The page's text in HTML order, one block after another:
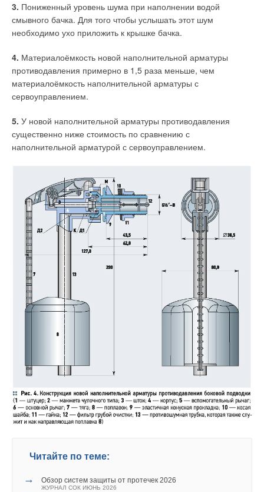
3. Пониженный уровень шума при наполнении водой
смывного бачка. Для того чтобы услышать этот шум
необходимо ухо приложить к крышке бачка.
4. Материалоёмкость новой наполнительной арматуры
противодавления примерно в 1,5 раза меньше, чем
материалоёмкость наполнительной арматуры с
сервоуправлением.
5. У новой наполнительной арматуры противодавления
существенно ниже стоимость по сравнению с
наполнительной арматурой с сервоуправлением.
Читайте по теме:
→ Обзор систем защиты от протечек 2026
ЖУРНАЛ СОК ИЮНЬ 2026